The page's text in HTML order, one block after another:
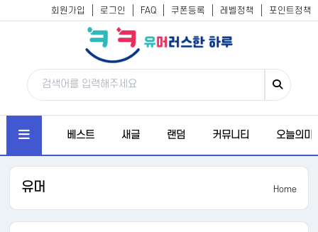
회원가입 로그인 FAQ 쿠폰등록 레벨정책 포인트정책
베스트 새글 랜덤 커뮤니티 오늘의미
유머 Home